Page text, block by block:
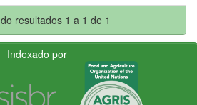
resultados 1 a 1 de 1
Indexado por